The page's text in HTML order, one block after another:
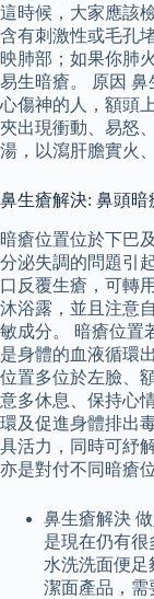
這時候，大家應該
含有刺激性或毛孔
映肺部；如果你肺
易生暗瘡。 原因
心傷神的人，額頭
夾出現衝動、易怒
湯，以瀉肝膽實火
鼻生瘡解決: 鼻頭暗
暗瘡位置位於下巴
分泌失調的問題引
口反覆生瘡，可轉
沐浴露，並且注意
敏成分。 暗瘡位置
是身體的血液循環
位置多位於左臉、
意多休息、保持心
環及促進身體排出
具活力，同時可紓
亦是對付不同暗瘡
鼻生瘡解決
是現在仍有
水洗洗面便
潔面產品，需